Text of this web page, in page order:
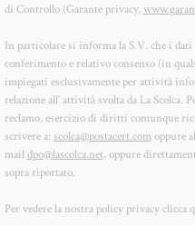
di Controllo (Garante privacy,
In particolare si informa la S.V. che i
conferimento e relativo consenso (in
impiegati esclusivamente per attività
relazione all’ attività svolta da La
reclamo, esercizio di diritti comunque
scrivere a: scolca@postacert.comoppure
maildpo@lascolca.net, oppure
sopra riportato.
Per vedere la nostra policy privacy clicca